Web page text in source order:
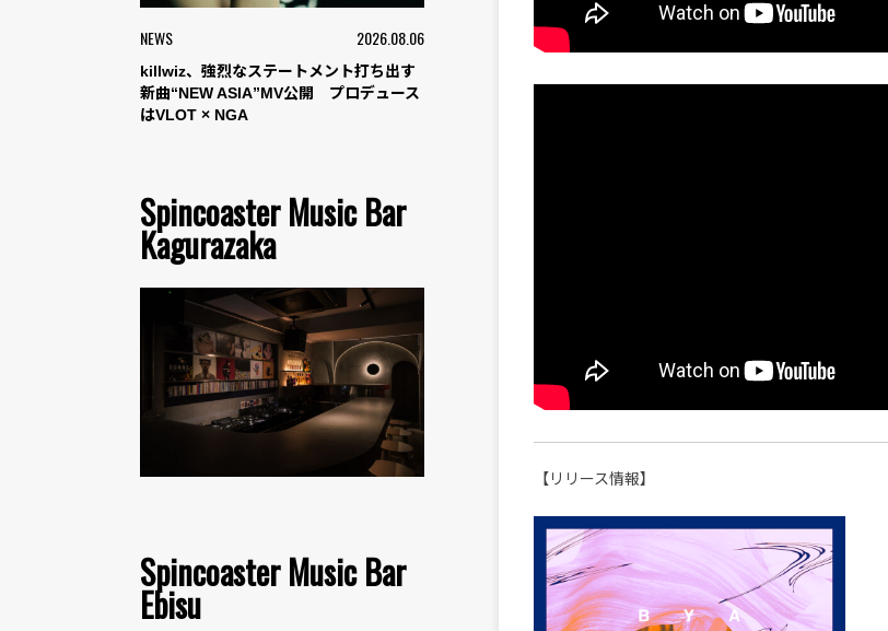
NEWS 2026.08.06
killwiz、強烈なステートメント打ち出す
新曲“NEW ASIA”MV公開 プロデュース
はVLOT × NGA
Spincoaster Music Bar
Kagurazaka
Spincoaster Music Bar
Ebisu
【リリース情報】